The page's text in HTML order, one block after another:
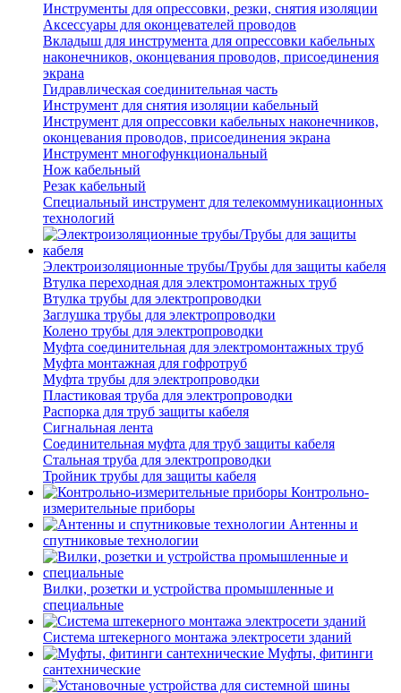
Инструменты для опрессовки, резки, снятия изоляции
Аксессуары для оконцевателей проводов
Вкладыш для инструмента для опрессовки кабельных
наконечников, оконцевания проводов, присоединения
экрана
Гидравлическая соединительная часть
Инструмент для снятия изоляции кабельный
Инструмент для опрессовки кабельных наконечников,
оконцевания проводов, присоединения экрана
Инструмент многофункциональный
Нож кабельный
Резак кабельный
Специальный инструмент для телекоммуникационных
технологий
Электроизоляционные трубы/Трубы для защиты кабеля
Втулка переходная для электромонтажных труб
Втулка трубы для электропроводки
Заглушка трубы для электропроводки
Колено трубы для электропроводки
Муфта соединительная для электромонтажных труб
Муфта монтажная для гофротруб
Муфта трубы для электропроводки
Пластиковая труба для электропроводки
Распорка для труб защиты кабеля
Сигнальная лента
Соединительная муфта для труб защиты кабеля
Стальная труба для электропроводки
Тройник трубы для защиты кабеля
Контрольно-
измерительные приборы
Антенны и
спутниковые технологии
Вилки, розетки и устройства промышленные и
специальные
Система штекерного монтажа электросети зданий
Муфты, фитинги
сантехнические